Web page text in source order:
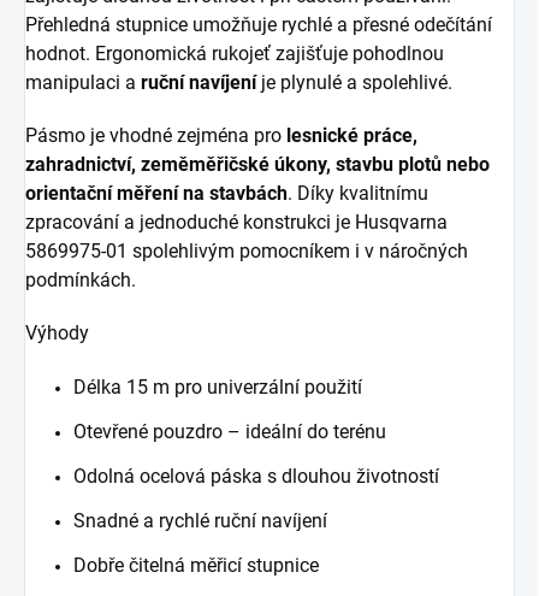
Přehledná stupnice umožňuje rychlé a přesné odečítání
hodnot. Ergonomická rukojeť zajišťuje pohodlnou
manipulaci a ruční navíjeníje plynulé a spolehlivé.
Pásmo je vhodné zejména pro lesnické práce,
zahradnictví, zeměměřičské úkony, stavbu plotů nebo
orientační měření na stavbách. Díky kvalitnímu
zpracování a jednoduché konstrukci je Husqvarna
5869975‑01 spolehlivým pomocníkem i v náročných
podmínkách.
Výhody
Délka 15 m pro univerzální použití
Otevřené pouzdro – ideální do terénu
Odolná ocelová páska s dlouhou životností
Snadné a rychlé ruční navíjení
Dobře čitelná měřicí stupnice